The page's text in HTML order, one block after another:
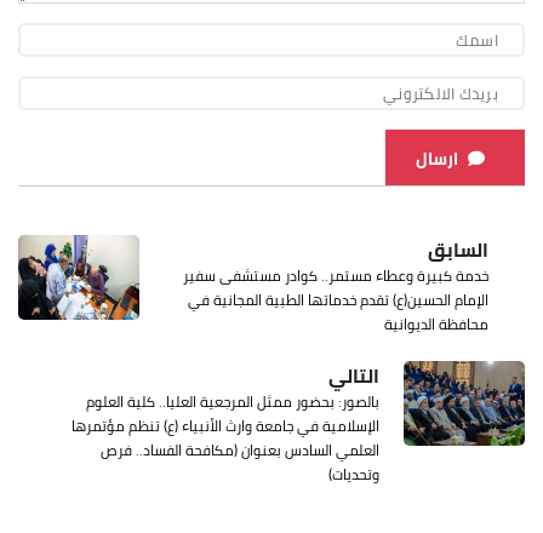
ارسال
السابق
خدمة كبيرة وعطاء مستمر.. كوادر مستشفى سفير
الإمام الحسين(ع) تقدم خدماتها الطبية المجانية في
محافظة الديوانية
التالي
بالصور: بحضور ممثل المرجعية العليا.. كلية العلوم
الإسلامية في جامعة وارث الأنبياء (ع) تنظم مؤتمرها
العلمي السادس بعنوان (مكافحة الفساد.. فرص
وتحديات)